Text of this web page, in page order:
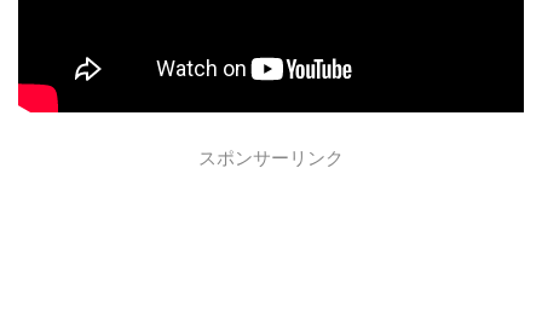
スポンサーリンク